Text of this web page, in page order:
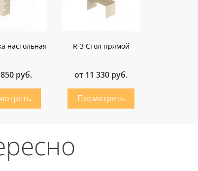
настольная
руб.
R-3 Стол прямой
от 11 330 руб.